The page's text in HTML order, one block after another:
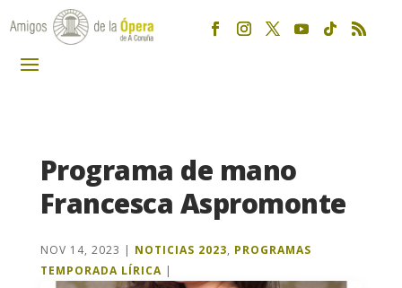
Programa de mano
Francesca Aspromonte
NOV 14, 2023 | NOTICIAS 2023, PROGRAMAS
TEMPORADA LÍRICA|